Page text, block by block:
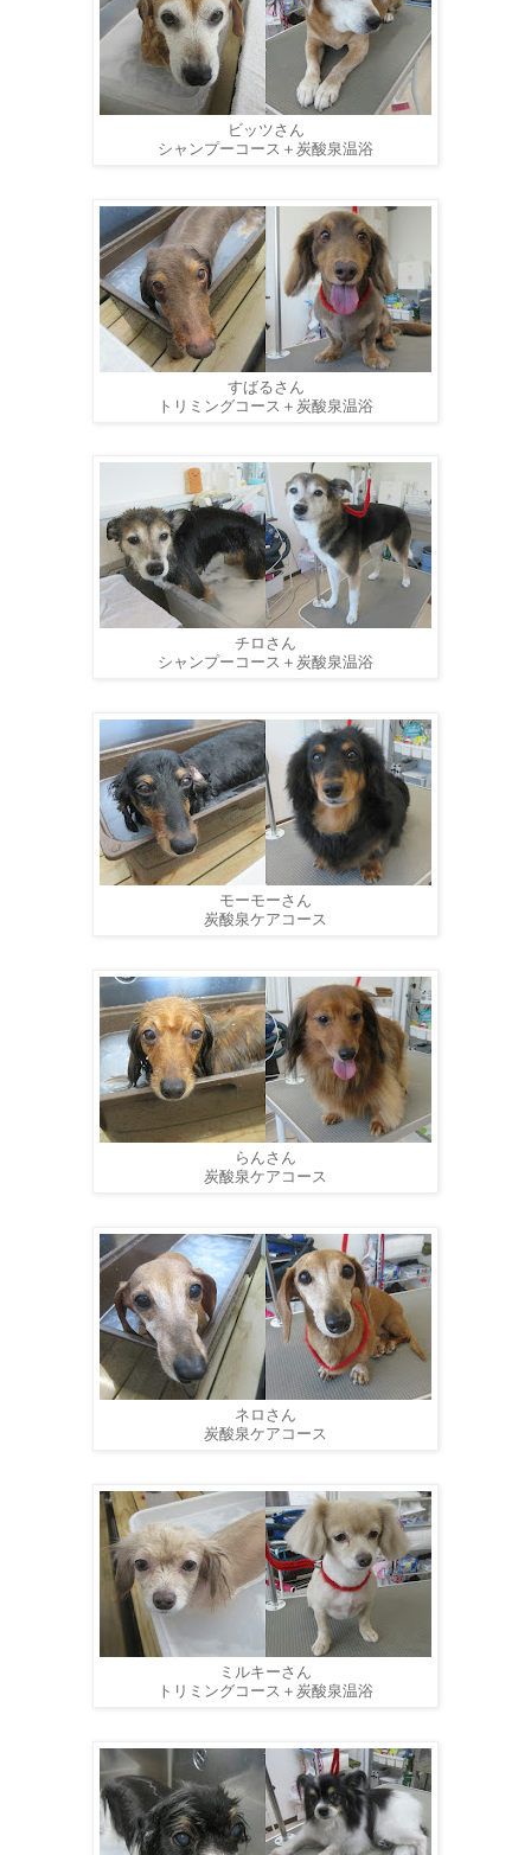
ビッツさん
シャンプーコース＋炭酸泉温浴
すばるさん
トリミングコース＋炭酸泉温浴
チロさん
シャンプーコース＋炭酸泉温浴
モーモーさん
炭酸泉ケアコース
らんさん
炭酸泉ケアコース
ネロさん
炭酸泉ケアコース
ミルキーさん
トリミングコース＋炭酸泉温浴